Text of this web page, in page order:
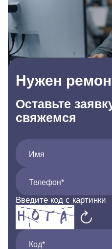
Нужен
Оставьте
свяжемся
Имя
Телефон*
Введите код с картинки
Код*